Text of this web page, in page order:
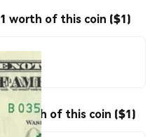
worth of this coin ($1)
worth of this coin ($1)